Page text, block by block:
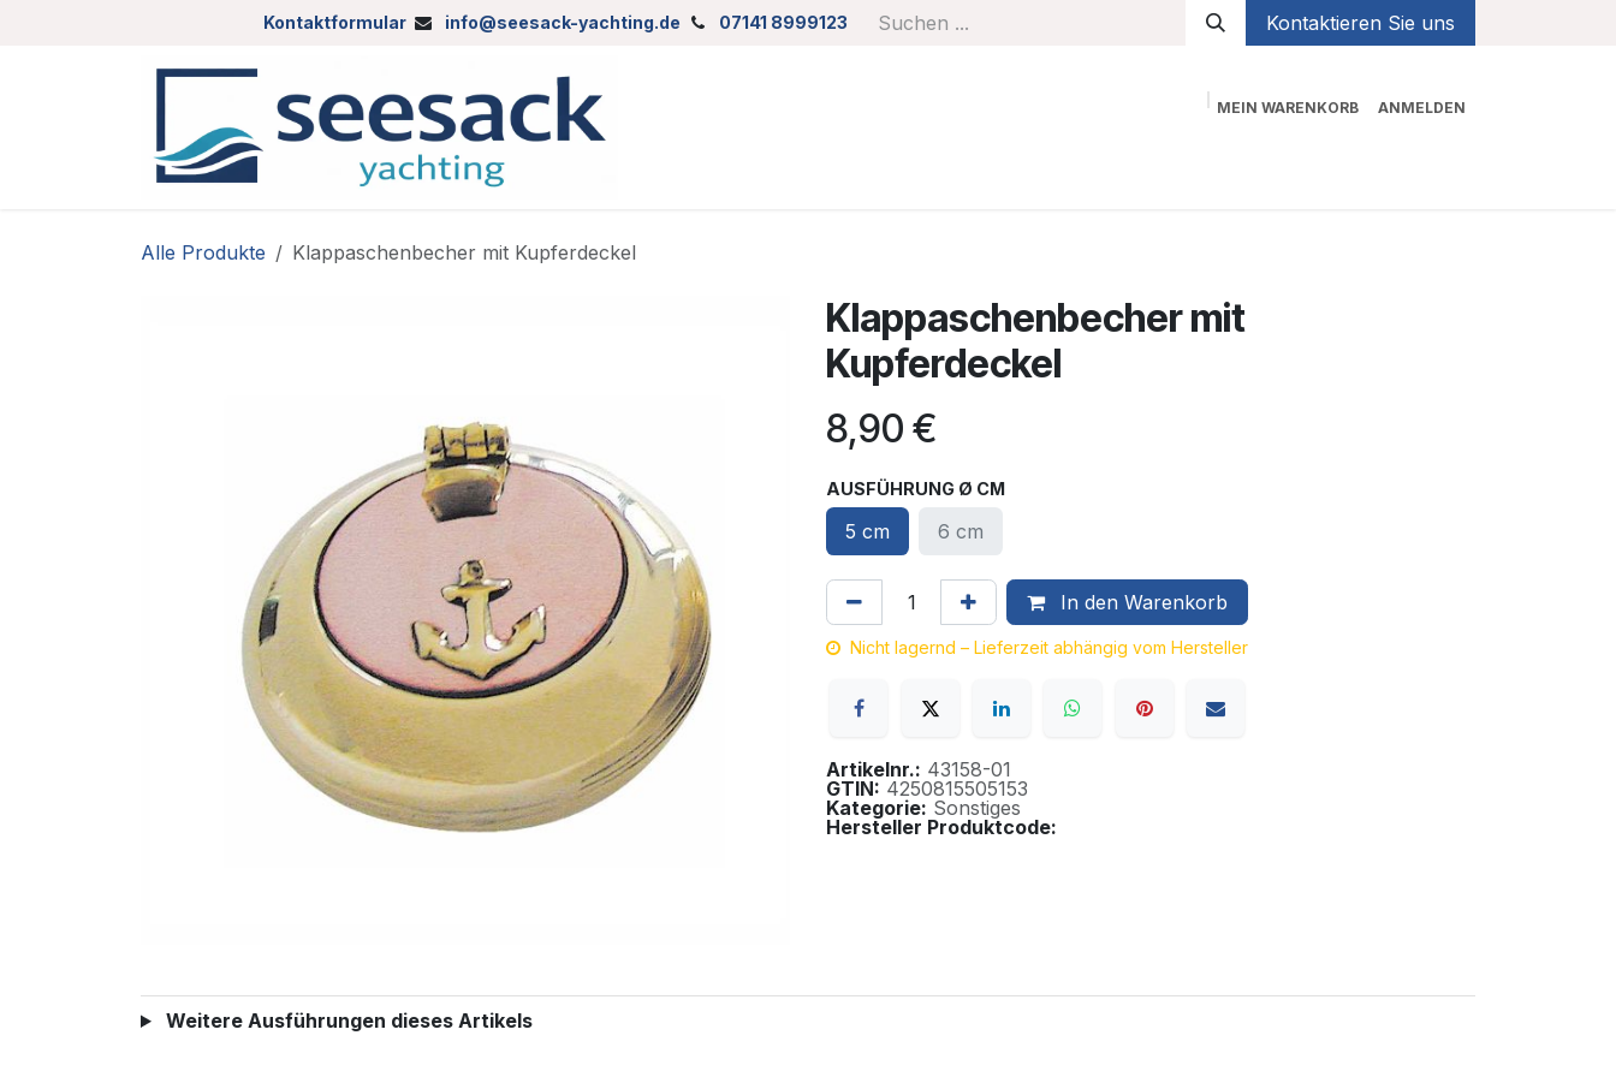
Kontaktformular info@seesack-yachting.de 07141 8999123 Kontaktieren Sie uns
MEIN WARENKORB ANMELDEN
Alle Produkte Klappaschenbecher mit Kupferdeckel
Klappaschenbecher mit
Kupferdeckel
8,90 €
AUSFÜHRUNG Ø CM
5 cm 6 cm
In den Warenkorb
Nicht lagernd – Lieferzeit abhängig vom Hersteller
Artikelnr.: 43158-01
GTIN: 4250815505153
Kategorie: Sonstiges
Hersteller Produktcode:
Weitere Ausführungen dieses Artikels